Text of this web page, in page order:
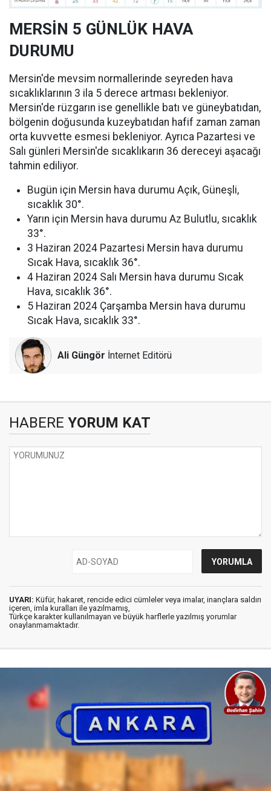
MERSİN 5 GÜNLÜK HAVA
DURUMU
Mersin'de mevsim normallerinde seyreden hava
sıcaklıklarının 3 ila 5 derece artması bekleniyor.
Mersin'de rüzgarın ise genellikle batı ve güneybatıdan,
bölgenin doğusunda kuzeybatıdan hafif zaman zaman
orta kuvvette esmesi bekleniyor. Ayrıca Pazartesi ve
Salı günleri Mersin'de sıcaklıkarın 36 dereceyi aşacağı
tahmin ediliyor.
Bugün için Mersin hava durumu Açık, Güneşli,
sıcaklık 30°.
Yarın için Mersin hava durumu Az Bulutlu, sıcaklık
33°.
3 Haziran 2024 Pazartesi Mersin hava durumu
Sıcak Hava, sıcaklık 36°.
4 Haziran 2024 Salı Mersin hava durumu Sıcak
Hava, sıcaklık 36°.
5 Haziran 2024 Çarşamba Mersin hava durumu
Sıcak Hava, sıcaklık 33°.
Ali Güngör İnternet Editörü
HABERE YORUM KAT
UYARI: Küfür, hakaret, rencide edici cümleler veya imalar, inançlara saldırı
içeren, imla kuralları ile yazılmamış,
Türkçe karakter kullanılmayan ve büyük harflerle yazılmış yorumlar
onaylanmamaktadır.